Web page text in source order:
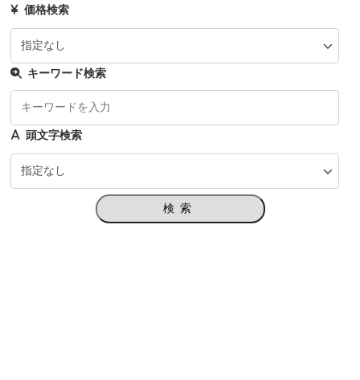
価格検索
キーワード検索
頭文字検索
検索